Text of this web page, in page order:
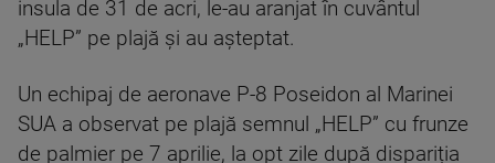
insula de 31 de acri, le-au aranjat în cuvântul
„HELP” pe plajă și au așteptat.
Un echipaj de aeronave P-8 Poseidon al Marinei
SUA a observat pe plajă semnul „HELP” cu frunze
de palmier pe 7 aprilie, la opt zile după dispariția